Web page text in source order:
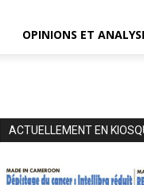
OPINIONS ET
ACTUELLEMENT EN